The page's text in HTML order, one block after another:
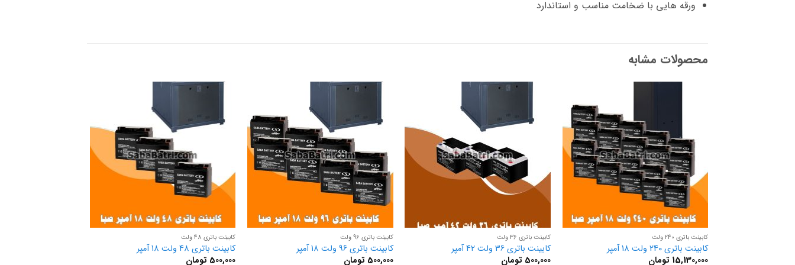
ورقه هایی با ضخامت مناسب و استاندارد
محصولات مشابه
کابینت باتری 240 ولت
کابینت باتری 240 ولت 18 آمپر
15,130,000 تومان
کابینت باتری 36 ولت
کابینت باتری 36 ولت 42 آمپر
500,000 تومان
کابینت باتری 96 ولت
کابینت باتری 96 ولت 18 آمپر
500,000 تومان
کابینت باتری 48 ولت
کابینت باتری 48 ولت 18 آمپر
500,000 تومان